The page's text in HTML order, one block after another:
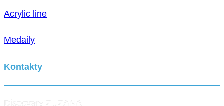
Acrylic line
Medaily
Kontakty